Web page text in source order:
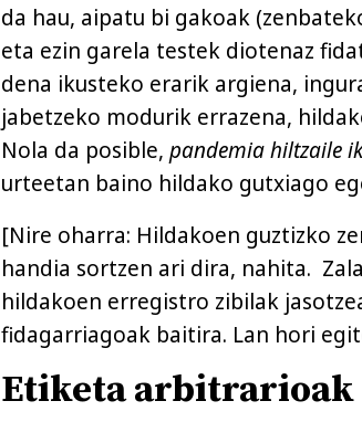
da hau, aipatu bi gakoak
eta ezin garela testek diotenaz
dena ikusteko erarik argiena,
jabetzeko modurik errazena,
Nola da posible, pandemia hiltzaile
urteetan baino hildako gutxiago
[Nire oharra: Hildakoen guztizko
handia sortzen ari dira, nahita.
hildakoen erregistro zibilak
fidagarriagoak baitira. Lan hori
Etiketa arbitrarioak